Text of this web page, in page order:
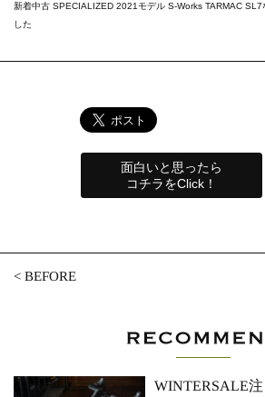
新着中古 SPECIALIZED 2021モデル S-Works TARMAC SL7
した
面白いと思ったら
コチラをClick！
<BEFORE
WINTERSALE